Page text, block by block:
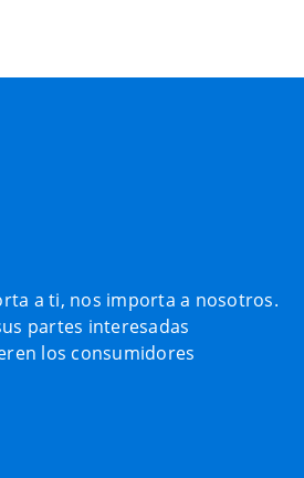
a ti, nos importa a nosotros.
partes interesadas
los consumidores